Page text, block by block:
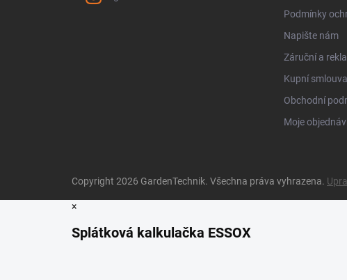
Podmínky
Napište nám
Záruční a
Kupní
Obchodní
Moje
Copyright 2026 GardenTechnik. Všechna práva vyhrazena.
×
Splátková kalkulačka ESSOX